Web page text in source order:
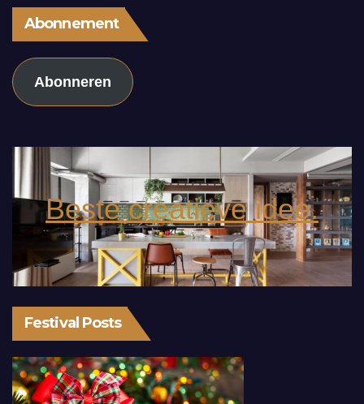
Abonnement
Abonneren
Beste creatieve idee.
Festival Posts